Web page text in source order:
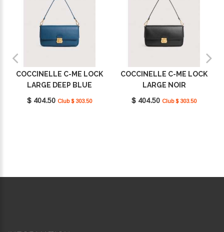
COCCINELLE C-ME LOCK
LARGE DEEP BLUE
E1U4K120101_B27
$ 404.50 Club $ 303.50
COCCINELLE C-ME LOCK
LARGE NOIR
E1U4K120101_001
$ 404.50 Club $ 303.50